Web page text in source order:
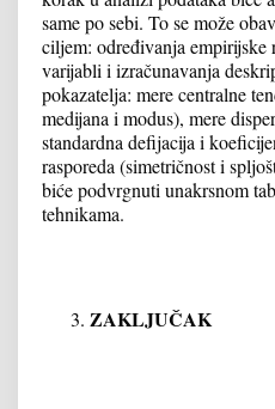
same po sebi. To se može
ciljem: određivanja empirijske
varijabli i izračunavanja
pokazatelja: mere centralne
medijana i modus), mere
standardna defijacija i
rasporeda (simetričnost i
biće podvrgnuti unakrsnom
tehnikama.
ZAKLJUČAK